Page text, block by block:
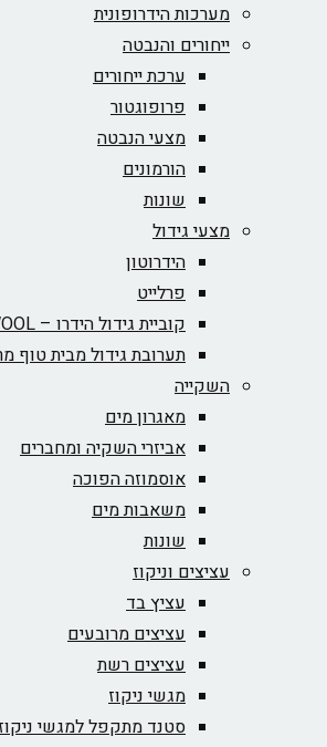
מערכות הידרופונית
ייחורים והנבטה
ערכת ייחורים
פרופוגטור
מצעי הנבטה
הורמונים
שונות
מצעי גידול
הידרוטון
פרלייט
קוביית גידול הידרו – ROCKWOOL‏
תערובת גידול מבית טוף
השקייה
מאגרון מים
אביזרי השקיה ומחברים
אוסמוזה הפוכה
משאבות מים
שונות
עציצים וניקוז
עציץ בד
עציצים מרובעים
עציצים רשת
מגשי ניקוז
סטנד מתקפל למגשי